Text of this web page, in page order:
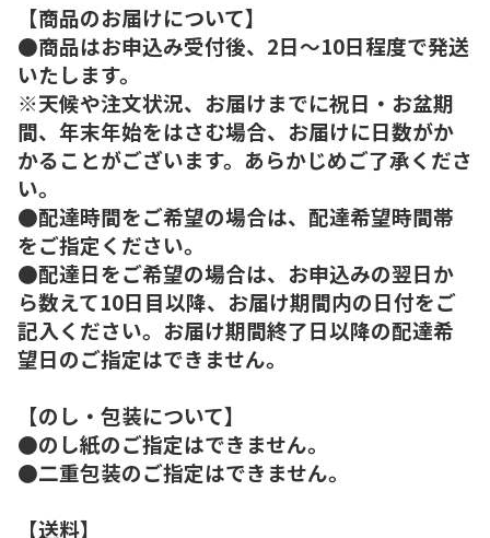
【商品のお届けについて】
●商品はお申込み受付後、2日～10日程度で発送
いたします。
※天候や注文状況、お届けまでに祝日・お盆期
間、年末年始をはさむ場合、お届けに日数がか
かることがございます。あらかじめご了承くださ
い。
●配達時間をご希望の場合は、配達希望時間帯
をご指定ください。
●配達日をご希望の場合は、お申込みの翌日か
ら数えて10日目以降、お届け期間内の日付をご
記入ください。お届け期間終了日以降の配達希
望日のご指定はできません。
【のし・包装について】
●のし紙のご指定はできません。
●二重包装のご指定はできません。
【送料】